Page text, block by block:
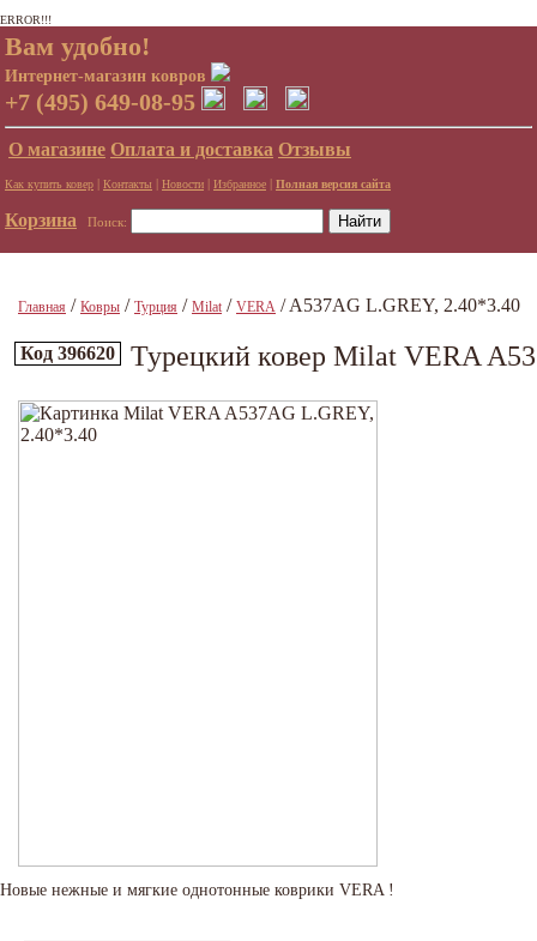
ERROR!!!
Вам удобно!
Интернет-магазин ковров
+7 (495) 649-08-95
О магазине Оплата и доставка Отзывы
Как купить ковер | Контакты | Новости | Избранное | Полная версия сайта
Корзина Поиск:
Главная / Ковры / Турция / Milat / VERA / A537AG L.GREY, 2.40*3.40
Код 396620 Турецкий ковер Milat VERA
Новые нежные и мягкие однотонные коврики VERA !